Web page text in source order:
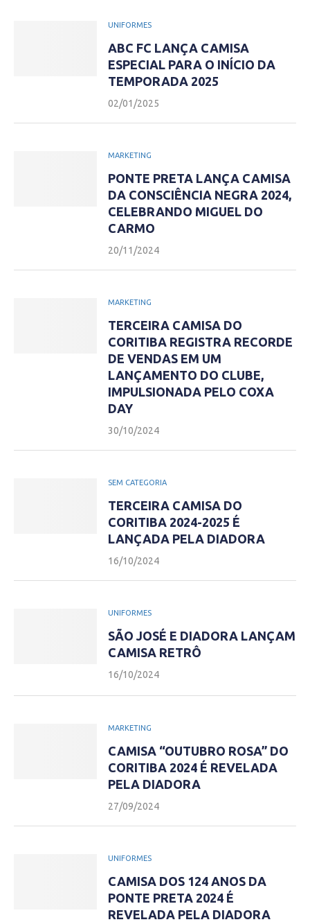
UNIFORMES
ABC FC LANÇA CAMISA
ESPECIAL PARA O INÍCIO DA
TEMPORADA 2025
02/01/2025
MARKETING
PONTE PRETA LANÇA CAMISA
DA CONSCIÊNCIA NEGRA 2024,
CELEBRANDO MIGUEL DO
CARMO
20/11/2024
MARKETING
TERCEIRA CAMISA DO
CORITIBA REGISTRA RECORDE
DE VENDAS EM UM
LANÇAMENTO DO CLUBE,
IMPULSIONADA PELO COXA
DAY
30/10/2024
SEM CATEGORIA
TERCEIRA CAMISA DO
CORITIBA 2024-2025 É
LANÇADA PELA DIADORA
16/10/2024
UNIFORMES
SÃO JOSÉ E DIADORA LANÇAM
CAMISA RETRÔ
16/10/2024
MARKETING
CAMISA “OUTUBRO ROSA” DO
CORITIBA 2024 É REVELADA
PELA DIADORA
27/09/2024
UNIFORMES
CAMISA DOS 124 ANOS DA
PONTE PRETA 2024 É
REVELADA PELA DIADORA